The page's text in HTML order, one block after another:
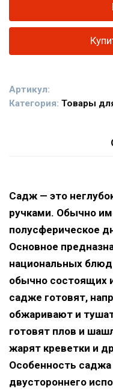
из
Артикул:
Категория: Товары
Садж — это
ручками. Обычно
полусферическое
Основное
национальных
обычно состоящих
садже готовят,
обжаривают и
готовят плов и
жарят креветки и
Особенность
двустороннего